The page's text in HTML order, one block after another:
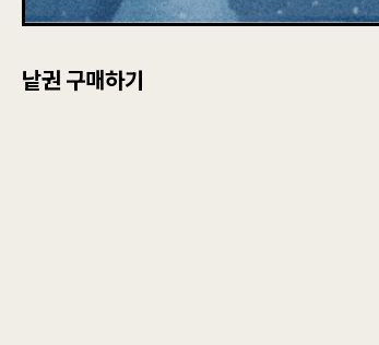
낱권 구매하기